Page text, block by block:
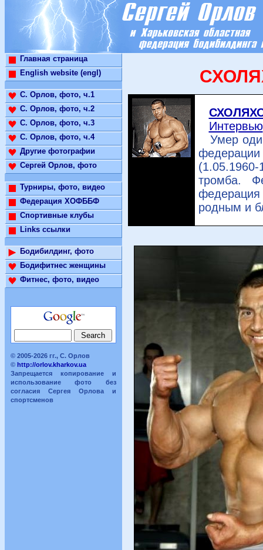
Главная страница
English website (engl)
С. Орлов, фото, ч.1
С. Орлов, фото, ч.2
С. Орлов, фото, ч.3
С. Орлов, фото, ч.4
Другие фотографии
Сергей Орлов, фото
Турниры, фото, видео
Федерация ХОФББФ
Спортивные клубы
Links ссылки
Бодибилдинг, фото
Бодифитнес женщины
Фитнес, фото, видео
© 2005-2026 гг., С. Орлов
© http://orlov.kharkov.ua
Запрещается копирование и
использование фото без
согласия Сергея Орлова и
спортсменов
Интервью
Умер
(1.05.1960-
тромба.
федерация
родным и